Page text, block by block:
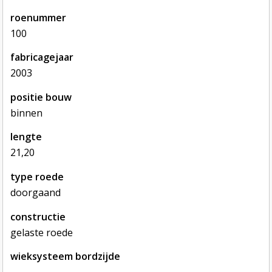
roenummer
100
fabricagejaar
2003
positie bouw
binnen
lengte
21,20
type roede
doorgaand
constructie
gelaste roede
wieksysteem bordzijde